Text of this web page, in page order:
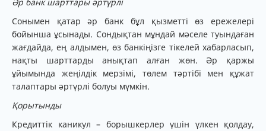
Сонымен қатар әр банк бұл қызметті өз ережелері
бойынша ұсынады. Сондықтан мұндай мәселе туындаған
жағдайда, ең алдымен, өз банкіңізге тікелей хабарласып,
нақты шарттарды анықтап алған жөн. Әр қаржы
ұйымында жеңілдік мерзімі, төлем тәртібі мен құжат
талаптары әртүрлі болуы мүмкін.
Қорытынды
Кредиттік каникул – борышкерлер үшін үлкен қолдау,